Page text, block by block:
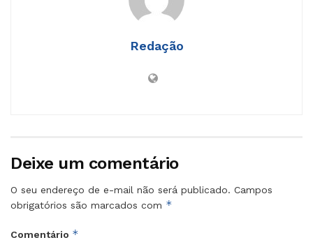
Redação
Deixe um comentário
O seu endereço de e-mail não será publicado. Campos
obrigatórios são marcados com *
Comentário *